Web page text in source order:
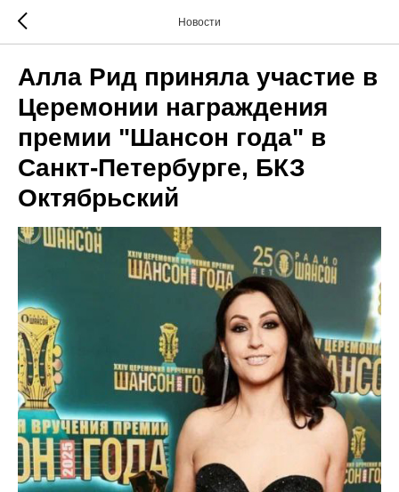
Новости
Алла Рид приняла участие в
Церемонии награждения
премии "Шансон года" в
Санкт-Петербурге, БКЗ
Октябрьский